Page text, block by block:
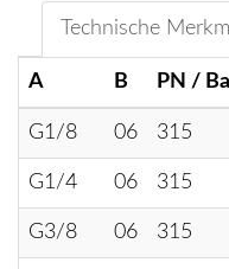
Technische
A B PN /
G1/8 06 315
G1/4 06 315
G3/8 06 315